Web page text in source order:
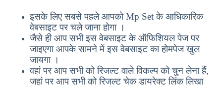
इसके लिए सबसे पहले आपको Mp Set के आधिकारिक
वेबसाइट पर चले जाना होगा ।
जैसे ही आप सभी इस वेबसाइट के ऑफिशियल पेज पर
जाइएगा आपके सामने में इस वेबसाइट का होमपेज खुल
जायगा ।
वहां पर आप सभी को रिजल्ट वाले विकल्प को चुन लेना हैं,
जहां पर आप सभी को रिजल्ट चेक डायरेक्ट लिंक लिखा